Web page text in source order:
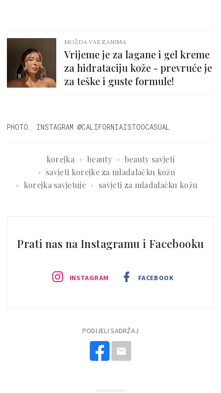
MOŽDA VAS ZANIMA
Vrijeme je za lagane i gel kreme
za hidrataciju kože - prevruće je
za teške i guste formule!
PHOTO: INSTAGRAM @CALIFORNIAISTOOCASUAL
korejka beauty
beauty savjeti
savjeti korejke za mladalačku kožu
korejka savjetuje
savjeti za mladalačku kožu
Prati nas na Instagramu i Facebooku
INSTAGRAM FACEBOOK
PODIJELI SADRŽAJ